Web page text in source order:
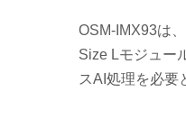
OSM-IMX93は
Size Lモジュー
スAI処理を必要